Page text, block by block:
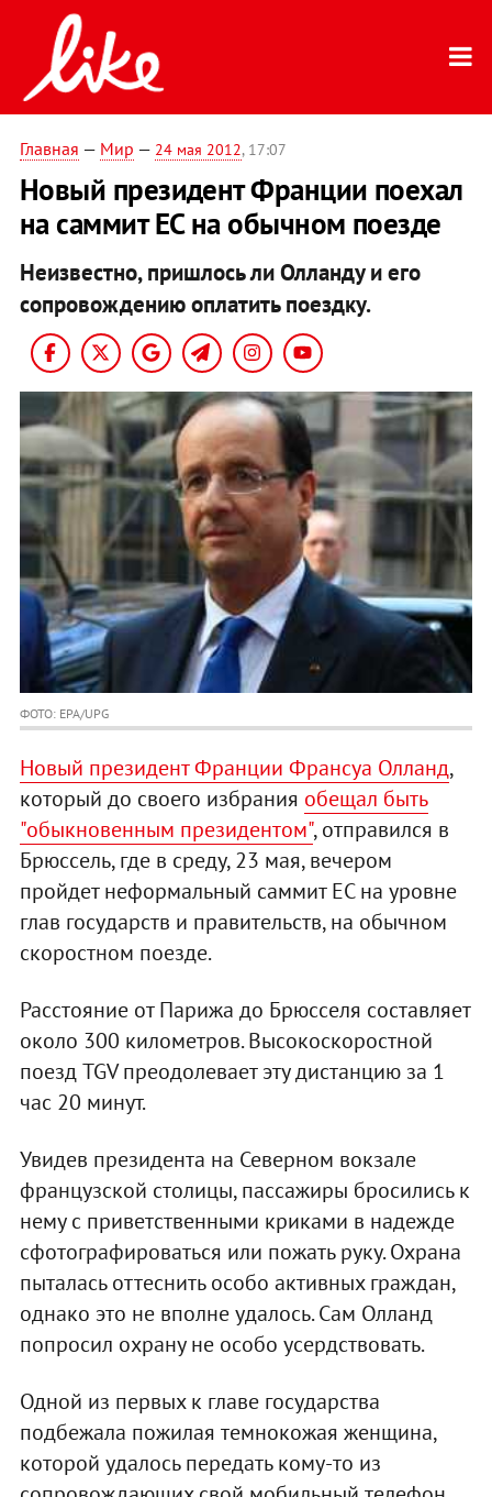
Главная — Мир — 24 мая 2012, 17:07
Новый президент Франции поехал
на саммит ЕС на обычном поезде
Неизвестно, пришлось ли Олланду и его
сопровождению оплатить поездку.
ФОТО: EPA/UPG
Новый президент Франции Франсуа Олланд,
который до своего избрания обещал быть
"обыкновенным президентом", отправился в
Брюссель, где в среду, 23 мая, вечером
пройдет неформальный саммит ЕС на уровне
глав государств и правительств, на обычном
скоростном поезде.
Расстояние от Парижа до Брюсселя составляет
около 300 километров. Высокоскоростной
поезд TGV преодолевает эту дистанцию за 1
час 20 минут.
Увидев президента на Северном вокзале
французской столицы, пассажиры бросились к
нему с приветственными криками в надежде
сфотографироваться или пожать руку. Охрана
пыталась оттеснить особо активных граждан,
однако это не вполне удалось. Сам Олланд
попросил охрану не особо усердствовать.
Одной из первых к главе государства
подбежала пожилая темнокожая женщина,
которой удалось передать кому-то из